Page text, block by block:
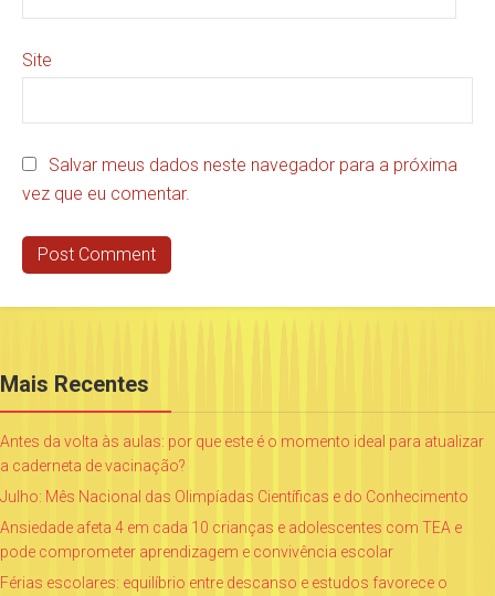
Site
Salvar meus dados neste navegador para a próxima
vez que eu comentar.
Mais Recentes
Antes da volta às aulas: por que este é o momento ideal para atualizar
a caderneta de vacinação?
Julho: Mês Nacional das Olimpíadas Científicas e do Conhecimento
Ansiedade afeta 4 em cada 10 crianças e adolescentes com TEA e
pode comprometer aprendizagem e convivência escolar
Férias escolares: equilíbrio entre descanso e estudos favorece o